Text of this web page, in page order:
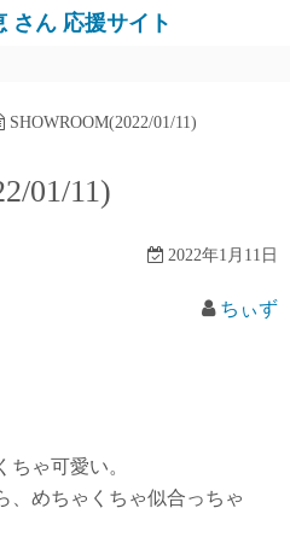
さん 応援サイト
SHOWROOM(2022/01/11)
01/11)
2022年1月11日
ちぃず
ゃ可愛い。
、めちゃくちゃ似合っちゃ